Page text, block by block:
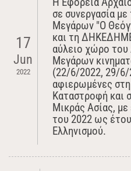
17
Jun
2022
σε συνεργασία
Μεγάρων "Ο
και τη
αύλειο χώρο
Μεγάρων
(22/6/2022, 29/
αφιερωμένες
Καταστροφή και
Μικράς Ασίας, με
του 2022 ως
Ελληνισμού.